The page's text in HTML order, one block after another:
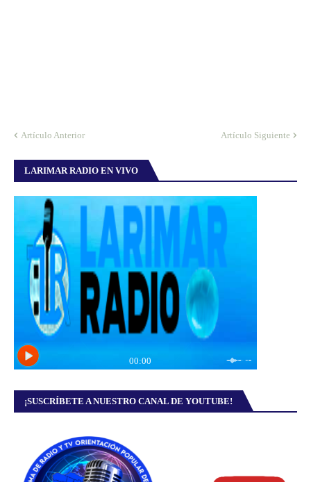
Artículo Anterior Artículo Siguiente
LARIMAR RADIO EN VIVO
¡SUSCRÍBETE A NUESTRO CANAL DE YOUTUBE!